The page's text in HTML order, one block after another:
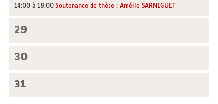
14:00 à 18:00 Soutenance de thèse : Amélie SARNIGUET
29
30
31